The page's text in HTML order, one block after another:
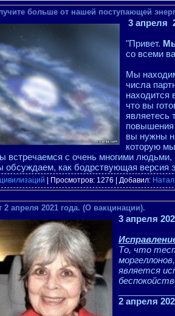
больше от нашей поступающей
3 апреля
"Привет.
со всеми
Мы
числа
находится
что вы
являетесь
повышения
вы нужны
которую
встречаемся с очень многими людьми,
как бодрствующая версия
| Просмотров: 1276 | Добавил:
апреля 2021 года. (О вакцинации).
3 апреля
То, что
является
2 апреля